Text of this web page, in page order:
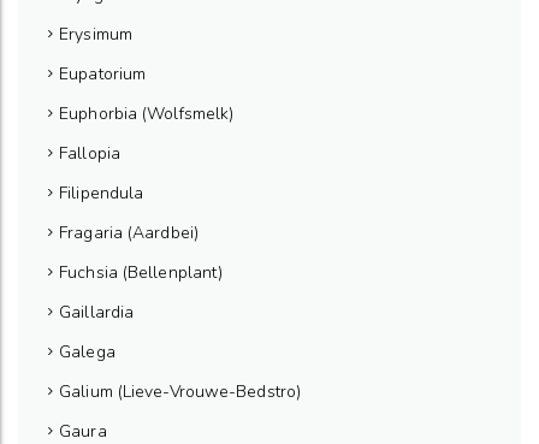
Erysimum
Eupatorium
Euphorbia (Wolfsmelk)
Fallopia
Filipendula
Fragaria (Aardbei)
Fuchsia (Bellenplant)
Gaillardia
Galega
Galium (Lieve-Vrouwe-Bedstro)
Gaura